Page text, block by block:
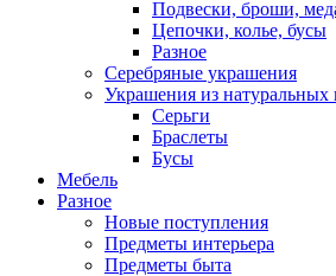
Подвески, броши,
Цепочки, колье, бусы
Разное
Серебряные украшения
Украшения из натуральных
Серьги
Браслеты
Бусы
Мебель
Разное
Новые поступления
Предметы интерьера
Предметы быта